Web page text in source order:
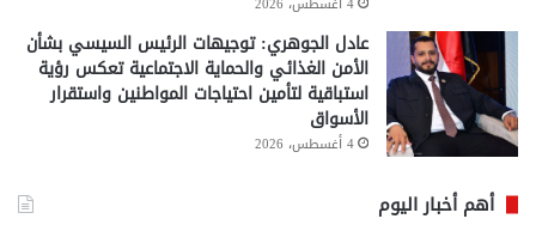
عادل الجوهري: توجيهات الرئيس السيسي بشأن
الأمن الغذائي والحماية الاجتماعية تعكس رؤية
استباقية لتأمين احتياجات المواطنين واستقرار
الأسواق
4 أغسطس، 2026
أهم أخبار اليوم